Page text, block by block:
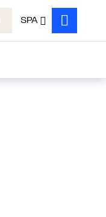
SPA
Search